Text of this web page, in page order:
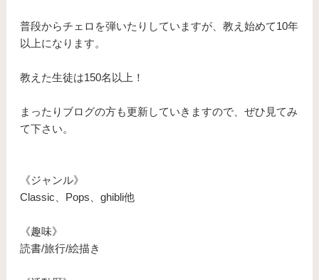
普段からチェロを弾いたりしていますが、教え始めて10年
以上になります。
​教えた生徒は150名以上！
まったりブログの方も更新していきますので、ぜひ見てみ
て下さい。
《ジャンル》
Classic、Pops、ghibli他
《趣味》
読書/旅行/絵描き